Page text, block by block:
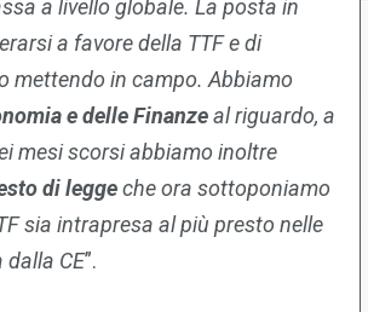
a livello globale. La posta in
a favore della TTF e di
mettendo in campo. Abbiamo
e delle Finanzeal riguardo, a
mesi scorsi abbiamo inoltre
di leggeche ora sottoponiamo
sia intrapresa al più presto nelle
CE”.